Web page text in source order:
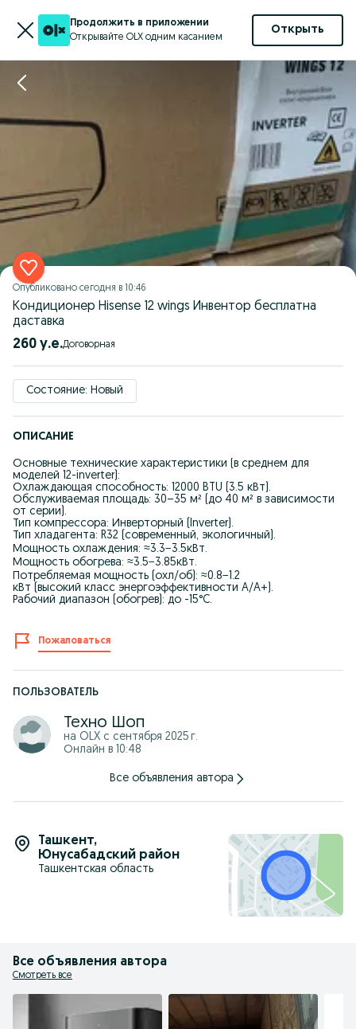
Продолжить в приложении
Открывайте OLX одним касанием
Открыть
Опубликовано сегодня в 10:46
Кондиционер Hisense 12 wings Инвентор бесплатна
даставка
260 у.е. Договорная
Состояние: Новый
ОПИСАНИЕ
Основные технические характеристики (в среднем для
моделей 12-inverter):
Охлаждающая способность: 12000 BTU (3.5 кВт).
Обслуживаемая площадь: 30–35 м² (до 40 м² в зависимости
от серии).
Тип компрессора: Инверторный (Inverter).
Тип хладагента: R32 (современный, экологичный).
Мощность охлаждения: ≈3.3−3.5кВт.
Мощность обогрева: ≈3.5−3.85кВт.
Потребляемая мощность (охл/об): ≈0.8−1.2
кВт (высокий класс энергоэффективности A/A+).
Рабочий диапазон (обогрев): до -15°C.
Пожаловаться
ПОЛЬЗОВАТЕЛЬ
Техно Шоп
на OLX с сентября 2025 г.
Онлайн в 10:48
Все объявления автора
Ташкент,
Юнусабадский район
Ташкентская область
Все объявления автора
Смотреть все